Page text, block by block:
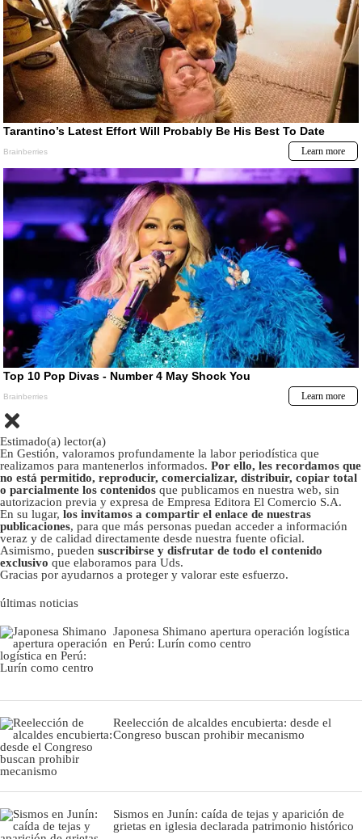
Estimado(a) lector(a)
En Gestión, valoramos profundamente la labor periodística que
realizamos para mantenerlos informados. Por ello, les recordamos que
no está permitido, reproducir, comercializar, distribuir, copiar total
o parcialmente los contenidos que publicamos en nuestra web, sin
autorizacion previa y expresa de Empresa Editora El Comercio S.A.
En su lugar, los invitamos a compartir el enlace de nuestras
publicaciones, para que más personas puedan acceder a información
veraz y de calidad directamente desde nuestra fuente oficial.
Asimismo, pueden suscribirse y disfrutar de todo el contenido
exclusivo que elaboramos para Uds.
Gracias por ayudarnos a proteger y valorar este esfuerzo.
últimas noticias
Japonesa Shimano apertura operación logística
en Perú: Lurín como centro
Reelección de alcaldes encubierta: desde el
Congreso buscan prohibir mecanismo
Sismos en Junín: caída de tejas y aparición de
grietas en iglesia declarada patrimonio histórico